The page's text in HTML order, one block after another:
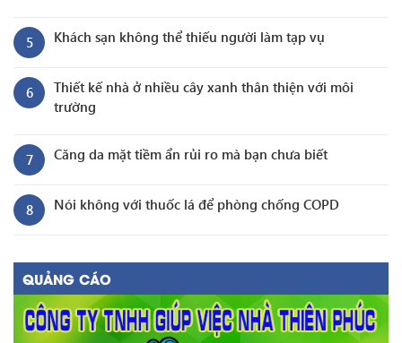
5 Khách sạn không thể thiếu người làm tạp vụ
6
Thiết kế nhà ở nhiều cây xanh thân thiện với môi
trường
7 Căng da mặt tiềm ẩn rủi ro mà bạn chưa biết
8 Nói không với thuốc lá để phòng chống COPD
QUẢNG CÁO